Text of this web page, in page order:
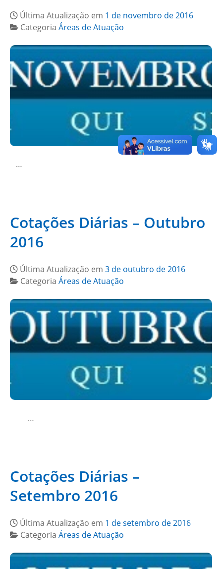
Última Atualização em 1 de novembro de 2016
Categoria Áreas de Atuação
…
Cotações Diárias – Outubro
2016
Última Atualização em 3 de outubro de 2016
Categoria Áreas de Atuação
…
Cotações Diárias –
Setembro 2016
Última Atualização em 1 de setembro de 2016
Categoria Áreas de Atuação